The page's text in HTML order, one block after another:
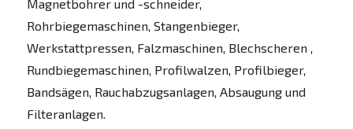
Magnetbohrer und -schneider,
Rohrbiegemaschinen, Stangenbieger,
Werkstattpressen, Falzmaschinen, Blechscheren ,
Rundbiegemaschinen, Profilwalzen, Profilbieger,
Bandsägen, Rauchabzugsanlagen, Absaugung und
Filteranlagen.